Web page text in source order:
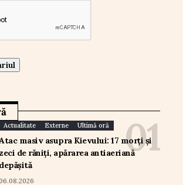
Actualitate Externe Ultimă oră
masiv asupra Kievului: 17 morți și
zeci de răniți, apărarea antiaeriană
depășită
06.08.2026